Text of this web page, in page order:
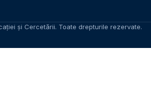
și Cercetării. Toate drepturile rezervate.